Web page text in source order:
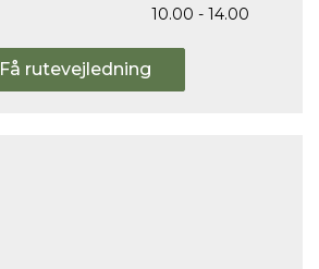
10.00 - 14.00
Få rutevejledning